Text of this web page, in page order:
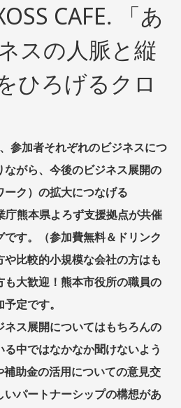
CAFE. 「あ
スの人脈と縦
ひろげるクロ
参加者それぞれのビジネスにつ
がら、今後のビジネス展開の
ク）の拡大につなげる
庁熊本県よろず支援拠点が共催
す。（参加費無料＆ドリンク
比較的小規模な会社の方はも
大歓迎！熊本市役所の職員の
定です。​
ス展開についてはもちろんの
中ではなかなか聞けないよう
助金の活用についての意見交
パートナーシップの構想があ